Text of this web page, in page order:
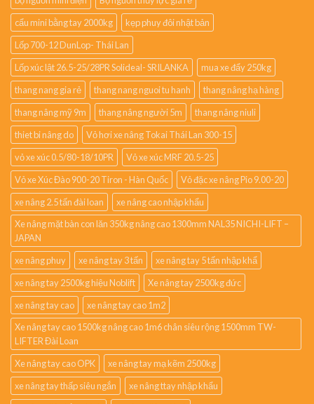
cẩu mini bằng tay 2000kg
kẹp phuy đôi nhật bản
Lốp 700-12 DunLop- Thái Lan
Lốp xúc lật 26.5-25/28PR Solideal- SRILANKA
mua xe đẩy 250kg
thang nang gia rẻ
thang nang nguoi tu hanh
thang nâng hạ hàng
thang nâng mỹ 9m
thang nâng người 5m
thang nâng niuli
thiet bi nâng do
Vỏ hơi xe nâng Tokai Thái Lan 300-15
vỏ xe xúc 0.5/80-18/10PR
Vỏ xe xúc MRF 20.5-25
Vỏ xe Xúc Đào 900-20 Tiron - Hàn Quốc
Vỏ đặc xe nâng Pio 9.00-20
xe nâng 2.5 tấn đài loan
xe nâng cao nhập khẩu
Xe nâng mặt bàn con lăn 350kg nâng cao 1300mm NAL35 NICHI-LIFT –
JAPAN
xe nâng phuy
xe nâng tay 3 tấn
xe nâng tay 5 tấn nhập khẩ
xe nâng tay 2500kg hiệu Noblift
Xe nâng tay 2500kg đức
xe nâng tay cao
xe nâng tay cao 1m2
Xe nâng tay cao 1500kg nâng cao 1m6 chân siêu rộng 1500mm TW-
LIFTER Đài Loan
Xe nâng tay cao OPK
xe nâng tay mạ kẽm 2500kg
xe nâng tay thấp siêu ngắn
xe nâng ttay nhập khẩu